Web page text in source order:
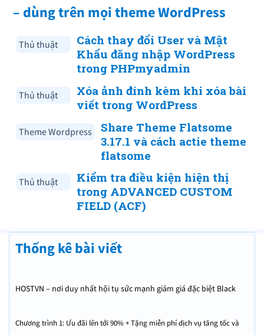
– dùng trên mọi theme WordPress
Thủ thuật
Cách thay đổi User và Mật
Khẩu đăng nhập WordPress
trong PHPmyadmin
Thủ thuật
Xóa ảnh đính kèm khi xóa bài
viết trong WordPress
Theme Wordpress
Share Theme Flatsome
3.17.1 và cách actie theme
flatsome
Thủ thuật
Kiểm tra điều kiện hiện thị
trong ADVANCED CUSTOM
FIELD (ACF)
Thống kê bài viết
HOSTVN – nơi duy nhất hội tụ sức mạnh giảm giá đặc biệt Black
quyền với 100 mã ưu đãi duy nhất lên tới 90% kèm tặng thêm
Chương trình 1: Ưu đãi lên tới 90% + Tặng miễn phí dịch vụ tăng tốc và